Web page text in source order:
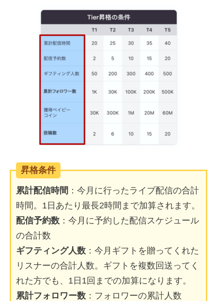
昇格条件
累計配信時間 ：今月に行ったライブ配信の合計
時間。1日あたり最長2時間まで加算されます。
配信予約数 ：今月に予約した配信スケジュール
の合計数
ギフティング人数 ：今月ギフトを贈ってくれた
リスナーの合計人数。ギフトを複数回送ってく
れた方でも、1日1回までの加算になります。
累計フォロワー数 ：フォロワーの累計人数